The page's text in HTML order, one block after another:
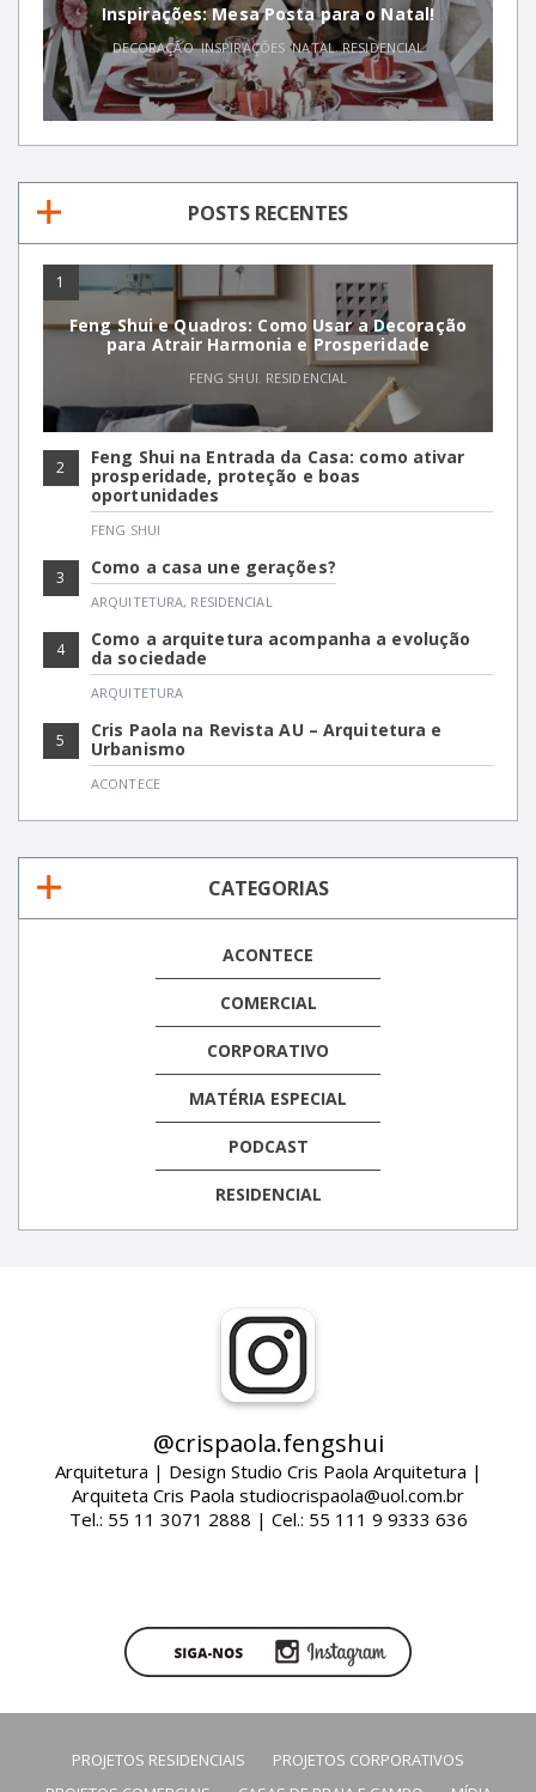
Inspirações: Mesa Posta para o Natal!
DECORAÇÃO,INSPIRAÇÕES ,NATAL,RESIDENCIAL
POSTS RECENTES
1
Feng Shui e Quadros: Como Usar a Decoração
para Atrair Harmonia e Prosperidade
FENG SHUI, RESIDENCIAL
2
Feng Shui na Entrada da Casa: como ativar
prosperidade, proteção e boas
oportunidades
FENG SHUI
3 Como a casa une gerações?
ARQUITETURA, RESIDENCIAL
4
Como a arquitetura acompanha a evolução
da sociedade
ARQUITETURA
5
Cris Paola na Revista AU – Arquitetura e
Urbanismo
ACONTECE
CATEGORIAS
ACONTECE
COMERCIAL
CORPORATIVO
MATÉRIA ESPECIAL
PODCAST
RESIDENCIAL
@crispaola.fengshui
Arquitetura | Design Studio Cris Paola Arquitetura |
Arquiteta Cris Paola studiocrispaola@uol.com.br
Tel.: 55 11 3071 2888 | Cel.: 55 111 9 9333 636
PROJETOS RESIDENCIAIS
PROJETOS CORPORATIVOS